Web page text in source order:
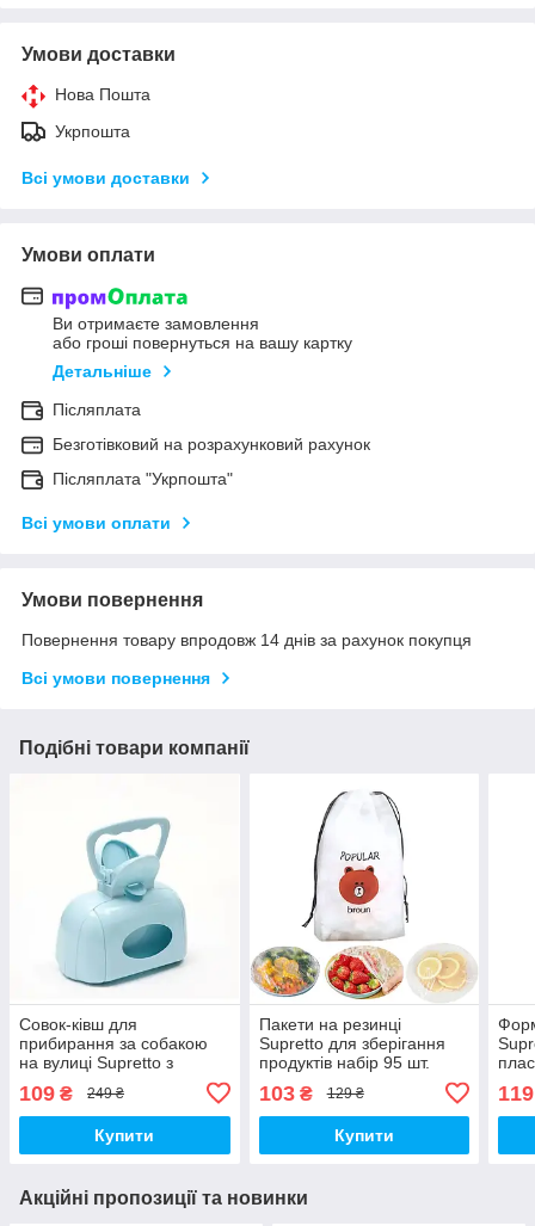
Умови доставки
Нова Пошта
Укрпошта
Всі умови доставки
Умови оплати
Ви отримаєте замовлення
або гроші повернуться на вашу картку
Детальніше
Післяплата
Безготівковий на розрахунковий рахунок
Післяплата "Укрпошта"
Всі умови оплати
Умови повернення
Повернення товару впродовж 14 днів за рахунок покупця
Всі умови повернення
Подібні товари компанії
Совок-ківш для
прибирання за собакою
на вулиці Supretto з
відсіком для пакетів (8153)
109 ₴ 249 ₴
Купити
Пакети на резинці
Supretto для зберігання
продуктів набір 95 шт.
103₴ 129 ₴
Купити
119
Акційні пропозиції та новинки